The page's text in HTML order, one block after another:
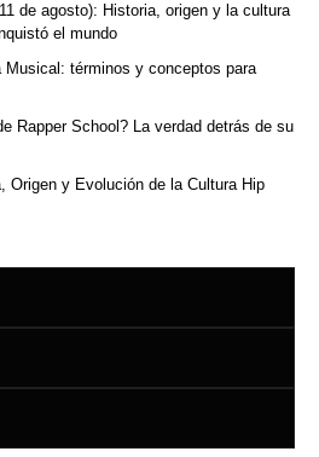
de agosto): Historia, origen y la cultura
el mundo
términos y conceptos para
Rapper School? La verdad detrás de su
Origen y Evolución de la Cultura Hip